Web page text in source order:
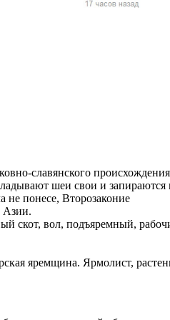
женщин и
страны),
славянского
шеи свои и
понесе, Второзаконие
Азии.
скот, вол, подъяремный,
яремщина. Ярмолист,